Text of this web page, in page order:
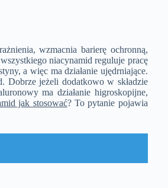
wzmacnia barierę ochronną,
niacynamid reguluje pracę
a więc ma działanie ujędrniające.
Dobrze jeżeli dodatkowo w składzie
ma działanie higroskopijne,
jak stosować? To pytanie pojawia